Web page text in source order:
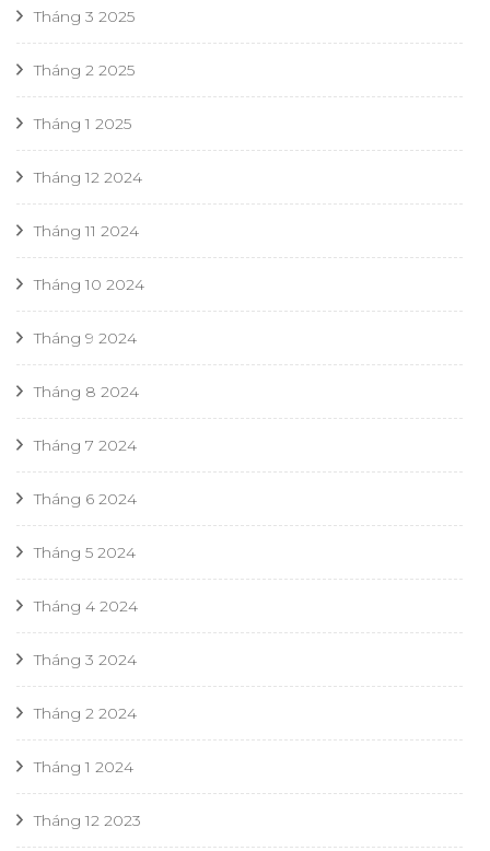
Tháng 3 2025
Tháng 2 2025
Tháng 1 2025
Tháng 12 2024
Tháng 11 2024
Tháng 10 2024
Tháng 9 2024
Tháng 8 2024
Tháng 7 2024
Tháng 6 2024
Tháng 5 2024
Tháng 4 2024
Tháng 3 2024
Tháng 2 2024
Tháng 1 2024
Tháng 12 2023